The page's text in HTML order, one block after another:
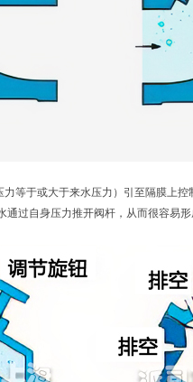
等于或大于来水压力）引至隔膜上
过自身压力推开阀杆，从而很容易形